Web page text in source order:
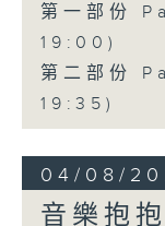
第一部份
19:00)
第二部份
19:35)
04/08/
音樂抱抱